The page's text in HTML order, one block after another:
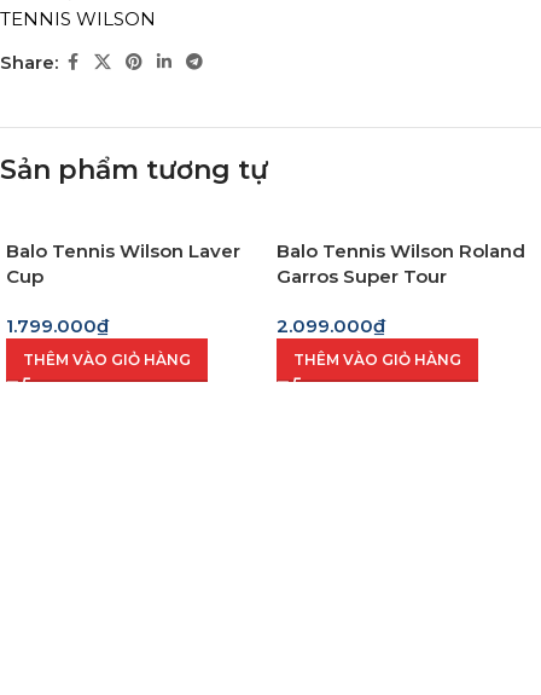
TENNIS WILSON
Share:
Sản phẩm tương tự
Balo Tennis Wilson Laver
Cup
1.799.000₫
THÊM VÀO GIỎ HÀNG
Balo Tennis Wilson Roland
Garros Super Tour
2.099.000₫
THÊM VÀO GIỎ HÀNG